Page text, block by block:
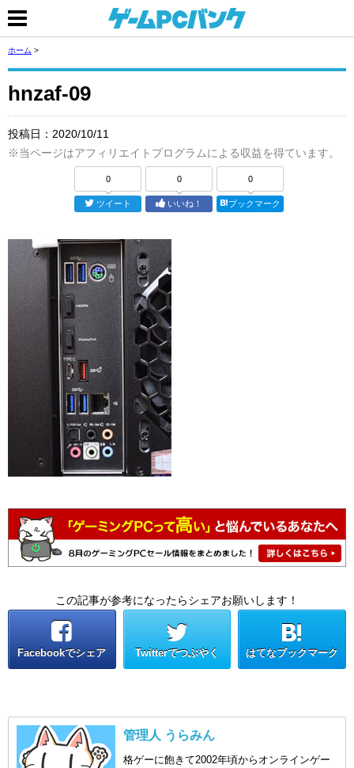
ホーム >
hnzaf-09
投稿日： 2020/10/11
※当ページはアフィリエイトプログラムによる収益を得ています。
0
ツイート
0
いいね！
0
ブックマーク
この記事が参考になったらシェアお願いします！
Facebookでシェア Twitterでつぶやく はてなブックマーク
管理人 うらみん
格ゲーに飽きて2002年頃からオンラインゲー